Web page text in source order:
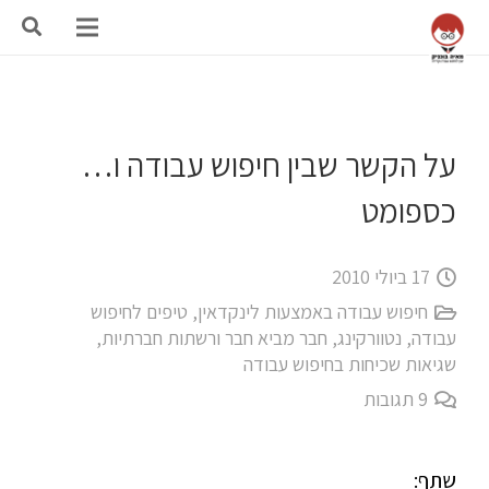
על הקשר שבין חיפוש עבודה ו…
כספומט
17 ביולי 2010
חיפוש עבודה באמצעות לינקדאין, טיפים לחיפוש
עבודה, נטוורקינג, חבר מביא חבר ורשתות חברתיות,
שגיאות שכיחות בחיפוש עבודה
9 תגובות
שתף: